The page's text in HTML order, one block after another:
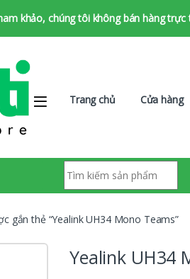
khảo, chúng tôi không bán hàng
Trang chủ Cửa hàng
Tìm kiếm:
gắn thẻ “Yealink UH34 Mono Teams”
Yealink UH34